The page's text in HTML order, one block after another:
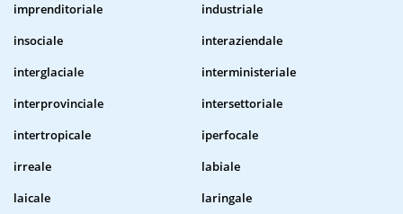
imprenditoriale
industriale
insociale
interaziendale
interglaciale
interministeriale
interprovinciale
intersettoriale
intertropicale
iperfocale
irreale
labiale
laicale
laringale